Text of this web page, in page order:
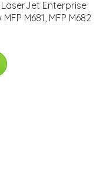
Enterprise
M681, MFP M682